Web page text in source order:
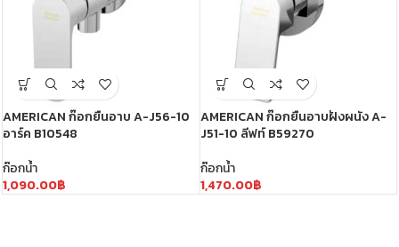
AMERICAN ก๊อกยืนอาบ A-J56-10
อาร์ค B10548
ก๊อกน้ำ
1,090.00฿
AMERICAN ก๊อกยืนอาบฝังผนัง A-
J51-10 ลีฟท์ B59270
ก๊อกน้ำ
1,470.00฿